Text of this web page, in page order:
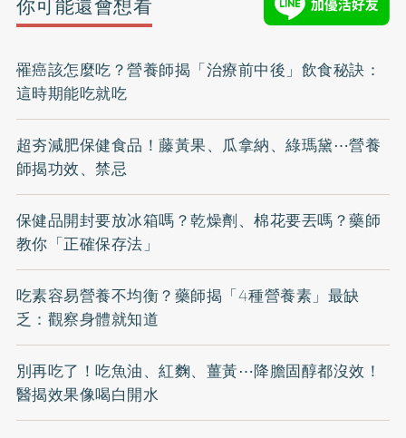
罹癌該怎麼吃？營養師揭「治療前中後」飲食秘訣：
這時期能吃就吃
超夯減肥保健食品！藤黃果、瓜拿納、綠瑪黛⋯營養
師揭功效、禁忌
保健品開封要放冰箱嗎？乾燥劑、棉花要丟嗎？藥師
教你「正確保存法」
吃素容易營養不均衡？藥師揭「4種營養素」最缺
乏：觀察身體就知道
別再吃了！吃魚油、紅麴、薑黃⋯降膽固醇都沒效！
醫揭效果像喝白開水